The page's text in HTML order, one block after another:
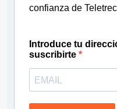
confianza de
Introduce tu
suscribirte